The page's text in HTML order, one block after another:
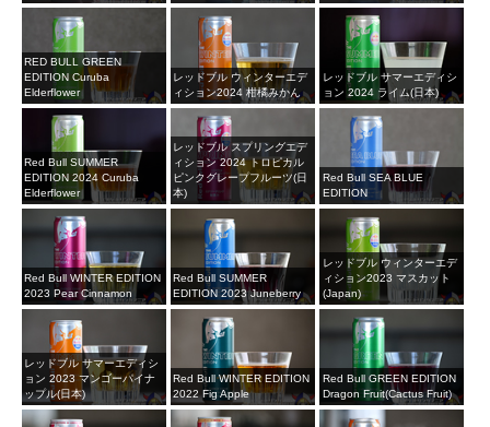
RED BULL GREEN
EDITION Curuba
Elderflower
レッドブル ウィンターエデ
ィション2024 柑橘みかん
レッドブル サマーエディシ
ョン 2024 ライム(日本)
Red Bull SUMMER
EDITION 2024 Curuba
Elderflower
レッドブル スプリングエデ
ィション 2024 トロピカル
ピンクグレープフルーツ(日
本)
Red Bull SEA BLUE
EDITION
Red Bull WINTER EDITION
2023 Pear Cinnamon
Red Bull SUMMER
EDITION 2023 Juneberry
レッドブル ウィンターエデ
ィション2023 マスカット
(Japan)
レッドブル サマーエディシ
ョン 2023 マンゴーパイナ
ップル(日本)
Red Bull WINTER EDITION
2022 Fig Apple
Red Bull GREEN EDITION
Dragon Fruit(Cactus Fruit)